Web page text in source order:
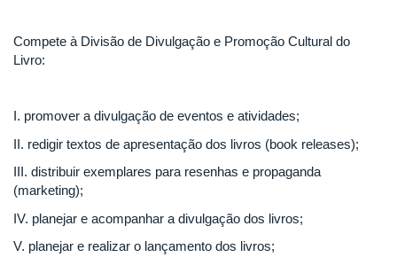
Compete à Divisão de Divulgação e Promoção Cultural do
Livro:
I. promover a divulgação de eventos e atividades;
II. redigir textos de apresentação dos livros (book releases);
III. distribuir exemplares para resenhas e propaganda
(marketing);
IV. planejar e acompanhar a divulgação dos livros;
V. planejar e realizar o lançamento dos livros;